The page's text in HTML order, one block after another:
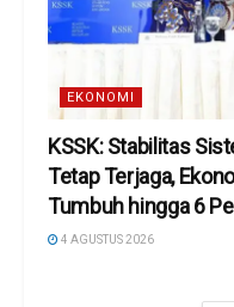
EKONOMI
KSSK: Stabilitas
Tetap Terjaga,
Tumbuh hingga 6
4 AGUSTUS 2026